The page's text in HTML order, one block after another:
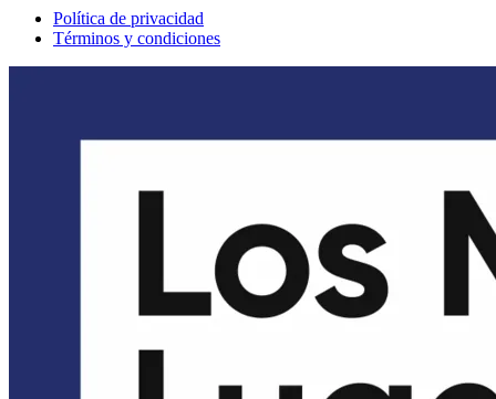
Política de privacidad
Términos y condiciones